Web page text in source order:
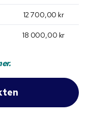
12 700,00 kr
18 000,00 kr